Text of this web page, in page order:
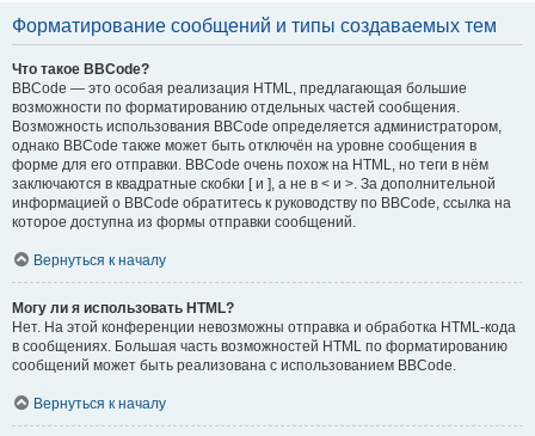
Форматирование сообщений и типы создаваемых тем
Что такое BBCode?
BBCode — это особая реализация HTML, предлагающая большие
возможности по форматированию отдельных частей сообщения.
Возможность использования BBCode определяется администратором,
однако BBCode также может быть отключён на уровне сообщения в
форме для его отправки. BBCode очень похож на HTML, но теги в нём
заключаются в квадратные скобки [ и ], а не в < и >. За дополнительной
информацией о BBCode обратитесь к руководству по BBCode, ссылка на
которое доступна из формы отправки сообщений.
Вернуться к началу
Могу ли я использовать HTML?
Нет. На этой конференции невозможны отправка и обработка HTML-кода
в сообщениях. Большая часть возможностей HTML по форматированию
сообщений может быть реализована с использованием BBCode.
Вернуться к началу